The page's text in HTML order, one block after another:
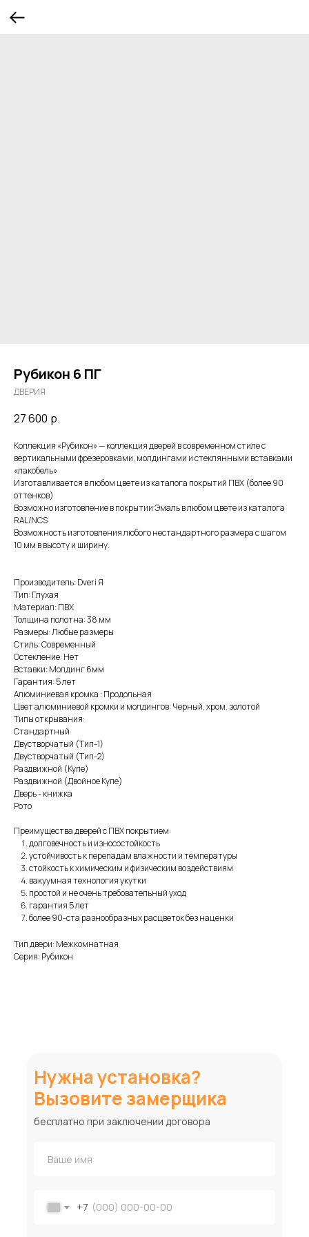
Рубикон 6 ПГ
ДВЕРИЯ
27 600 р.
Коллекция «Рубикон» — коллекция дверей в современном стиле с
вертикальными фрезеровками, молдингами и стеклянными вставками
«лакобель»
Изготавливается в любом цвете из каталога покрытий ПВХ (более 90
оттенков)
Возможно изготовление в покрытии Эмаль в любом цвете из каталога
RAL/NCS
Возможность изготовления любого нестандартного размера с шагом
10 мм в высоту и ширину.
Производитель: Dveri Я
Тип: Глухая
Материал: ПВХ
Толщина полотна: 38 мм
Размеры: Любые размеры
Стиль: Современный
Остекление: Нет
Вставки: Молдинг 6мм
Гарантия: 5 лет
Алюминиевая кромка : Продольная
Цвет алюминиевой кромки и молдингов: Черный, хром, золотой
Типы открывания:
Стандартный
Двустворчатый (Тип-1)
Двустворчатый (Тип-2)
Раздвижной (Купе)
Раздвижной (Двойное Купе)
Дверь - книжка
Рото
Преимущества дверей с ПВХ покрытием:
долговечность и износостойкость
устойчивость к перепадам влажности и температуры
стойкость к химическим и физическим воздействиям
вакуумная технология укутки
простой и не очень требовательный уход
гарантия 5 лет
более 90-ста разнообразных расцветок без наценки
Тип двери: Межкомнатная
Серия: Рубикон
Нужна установка?
Вызовите замерщика
+7
бесплатно при заключении договора